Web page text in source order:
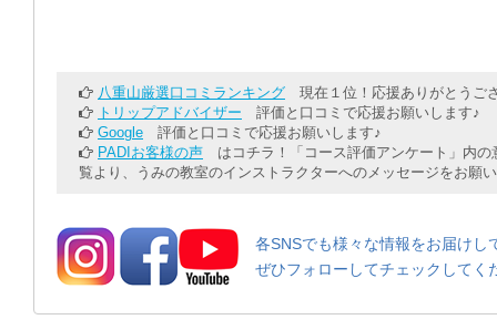
八重山厳選口コミランキング 現在１位！応援ありがとうご
トリップアドバイザー 評価と口コミで応援お願いします♪
Google 評価と口コミで応援お願いします♪
PADIお客様の声 はコチラ！「コース評価アンケート」内の
覧より、うみの教室のインストラクターへのメッセージをお願
各SNSでも様々な情報をお届けし
ぜひフォローしてチェックしてく